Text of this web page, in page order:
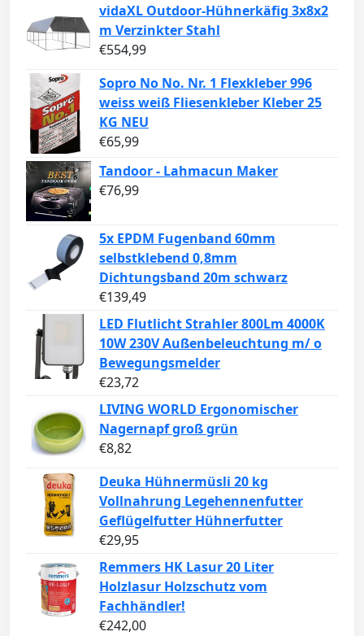
vidaXL Outdoor-Hühnerkäfig 3x8x2
m Verzinkter Stahl
€554,99
Sopro No No. Nr. 1 Flexkleber 996
weiss weiß Fliesenkleber Kleber 25
KG NEU
€65,99
Tandoor - Lahmacun Maker
€76,99
5x EPDM Fugenband 60mm
selbstklebend 0,8mm
Dichtungsband 20m schwarz
€139,49
LED Flutlicht Strahler 800Lm 4000K
10W 230V Außenbeleuchtung m/ o
Bewegungsmelder
€23,72
LIVING WORLD Ergonomischer
Nagernapf groß grün
€8,82
Deuka Hühnermüsli 20 kg
Vollnahrung Legehennenfutter
Geflügelfutter Hühnerfutter
€29,95
Remmers HK Lasur 20 Liter
Holzlasur Holzschutz vom
Fachhändler!
€242,00